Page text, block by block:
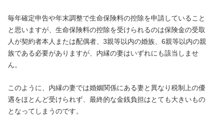
毎年確定申告や年末調整で生命保険料の控除を申請していること
と思いますが、生命保険料の控除を受けられるのは保険金の受取
人が契約者本人または配偶者、3親等以内の婚族、6親等以内の親
族である必要がありますが、内縁の妻はいずれにも該当しませ
ん。
このように、内縁の妻では婚姻関係にある妻と異なり税制上の優
遇をほとんど受けられず、最終的な金銭負担はとても大きいもの
となってしまうのです。